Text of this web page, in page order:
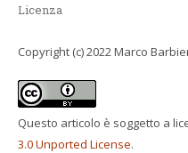
Licenza
Copyright (c) 2022 Marco
Questo articolo è soggetto a
3.0 Unported License.